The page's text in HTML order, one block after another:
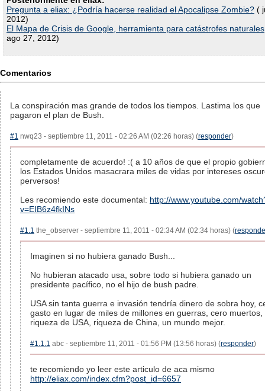
Pregunta a eliax: ¿Podría hacerse realidad el Apocalipse Zombie? (
2012)
El Mapa de Crisis de Google, herramienta para catástrofes naturales
ago 27, 2012)
Comentarios
La conspiración mas grande de todos los tiempos. Lastima los que
pagaron el plan de Bush.
#1 nwq23 - septiembre 11, 2011 - 02:26 AM (02:26 horas) (responder)
completamente de acuerdo! :( a 10 años de que el propio
los Estados Unidos masacrara miles de vidas por intereses
perversos!
Les recomiendo este documental: http://www.youtube.com/
v=EIB6z4fkINs
#1.1 the_observer - septiembre 11, 2011 - 02:34 AM (02:34 horas) (
Imaginen si no hubiera ganado Bush...
No hubieran atacado usa, sobre todo si hubiera ganado un
presidente pacífico, no el hijo de bush padre.
USA sin tanta guerra e invasión tendría dinero de sobra hoy,
gasto en lugar de miles de millones en guerras, cero muertos,
riqueza de USA, riqueza de China, un mundo mejor.
#1.1.1 abc - septiembre 11, 2011 - 01:56 PM (13:56 horas) (responder)
te recomiendo yo leer este articulo de aca mismo
http://eliax.com/index.cfm?post_id=6657